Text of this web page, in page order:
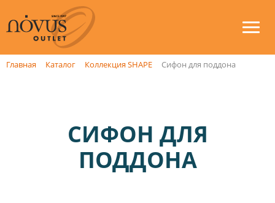
Главная Каталог Коллекция SHAPE Сифон для поддона
СИФОН ДЛЯ
ПОДДОНА